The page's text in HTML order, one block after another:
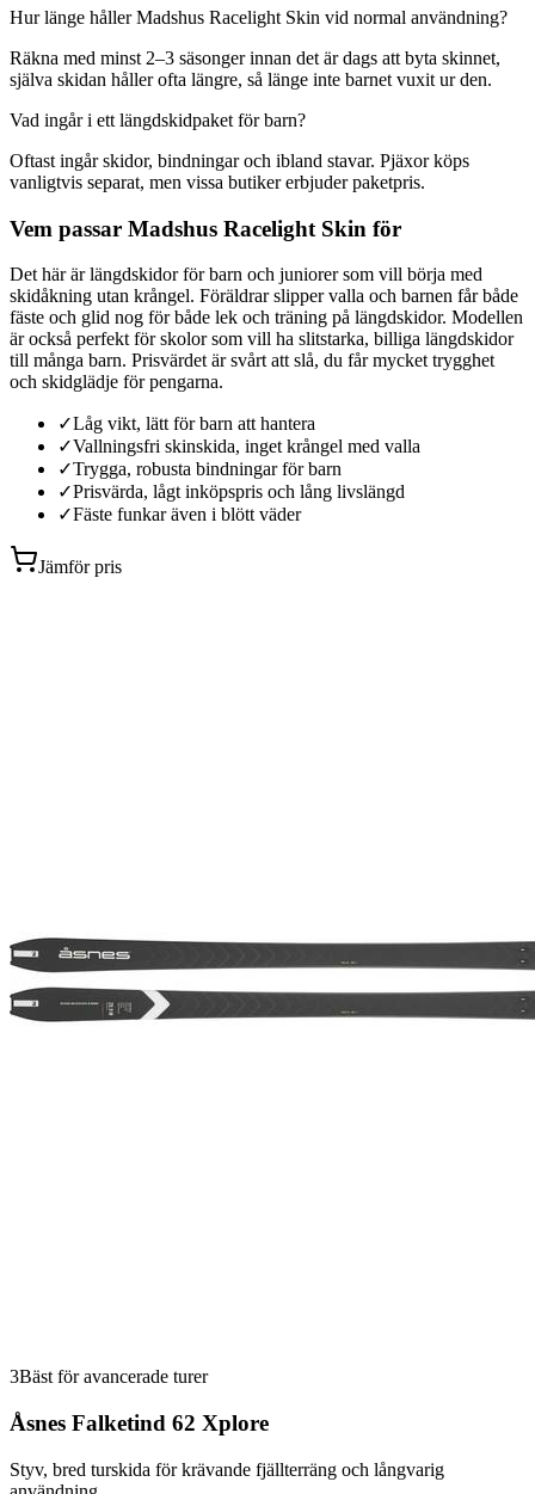
Hur länge håller Madshus Racelight Skin vid normal användning?
Räkna med minst 2–3 säsonger innan det är dags att byta skinnet,
själva skidan håller ofta längre, så länge inte barnet vuxit ur den.
Vad ingår i ett längdskidpaket för barn?
Oftast ingår skidor, bindningar och ibland stavar. Pjäxor köps
vanligtvis separat, men vissa butiker erbjuder paketpris.
Vem passar Madshus Racelight Skin för
Det här är längdskidor för barn och juniorer som vill börja med
skidåkning utan krångel. Föräldrar slipper valla och barnen får både
fäste och glid nog för både lek och träning på längdskidor. Modellen
är också perfekt för skolor som vill ha slitstarka, billiga längdskidor
till många barn. Prisvärdet är svårt att slå, du får mycket trygghet
och skidglädje för pengarna.
✓Låg vikt, lätt för barn att hantera
✓Vallningsfri skinskida, inget krångel med valla
✓Trygga, robusta bindningar för barn
✓Prisvärda, lågt inköpspris och lång livslängd
✓Fäste funkar även i blött väder
Jämför pris
3Bäst för avancerade turer
Åsnes Falketind 62 Xplore
Styv, bred turskida för krävande fjällterräng och långvarig